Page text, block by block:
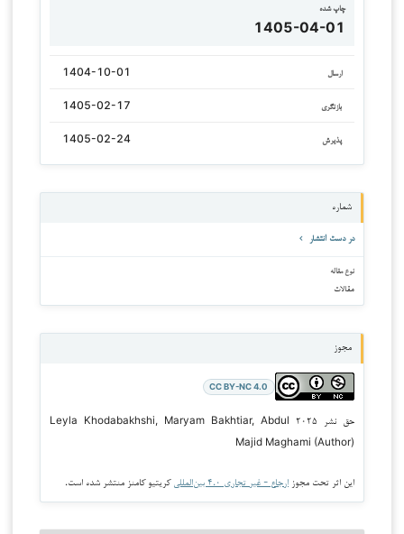
چاپ شده
1405-04-01
ارسال 1404-10-01
بازنگری 1405-02-17
پذیرش 1405-02-24
شماره
در دست انتشار
نوع مقاله
مقالات
مجوز
CC BY-NC 4.0
حق نشر ۲۰۲۵ Leyla Khodabakhshi, Maryam Bakhtiar, Abdul
Majid Maghami (Author)
این اثر تحت مجوز ارجاع - غیر تجاری ۴.۰ بین‌المللی کریتیو کامنز منتشر شده است.